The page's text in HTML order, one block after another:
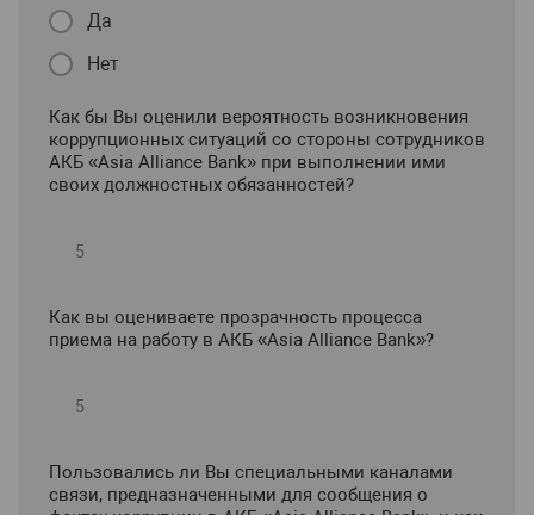
Да
Нет
Как бы Вы оценили вероятность возникновения
коррупционных ситуаций со стороны сотрудников
АКБ «Asia Alliance Bank» при выполнении ими
своих должностных обязанностей?
Как вы оцениваете прозрачность процесса
приема на работу в АКБ «Asia Alliance Bank»?
Пользовались ли Вы специальными каналами
связи, предназначенными для сообщения о